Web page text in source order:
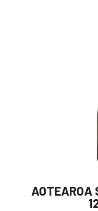
AOTEAROA